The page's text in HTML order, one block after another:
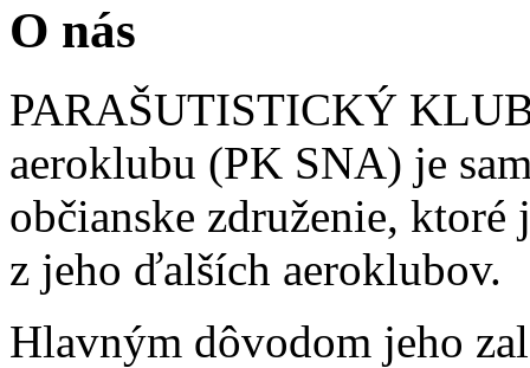
O nás
PARAŠUTISTICKÝ
aeroklubu (PK SNA) je
občianske združenie,
z jeho ďalších aeroklubov.
Hlavným dôvodom jeho